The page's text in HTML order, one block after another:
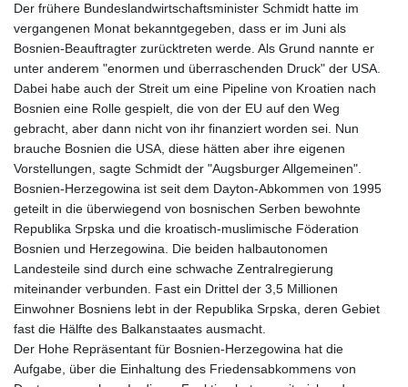
Der frühere Bundeslandwirtschaftsminister Schmidt hatte im
vergangenen Monat bekanntgegeben, dass er im Juni als
Bosnien-Beauftragter zurücktreten werde. Als Grund nannte er
unter anderem "enormen und überraschenden Druck" der USA.
Dabei habe auch der Streit um eine Pipeline von Kroatien nach
Bosnien eine Rolle gespielt, die von der EU auf den Weg
gebracht, aber dann nicht von ihr finanziert worden sei. Nun
brauche Bosnien die USA, diese hätten aber ihre eigenen
Vorstellungen, sagte Schmidt der "Augsburger Allgemeinen".
Bosnien-Herzegowina ist seit dem Dayton-Abkommen von 1995
geteilt in die überwiegend von bosnischen Serben bewohnte
Republika Srpska und die kroatisch-muslimische Föderation
Bosnien und Herzegowina. Die beiden halbautonomen
Landesteile sind durch eine schwache Zentralregierung
miteinander verbunden. Fast ein Drittel der 3,5 Millionen
Einwohner Bosniens lebt in der Republika Srpska, deren Gebiet
fast die Hälfte des Balkanstaates ausmacht.
Der Hohe Repräsentant für Bosnien-Herzegowina hat die
Aufgabe, über die Einhaltung des Friedensabkommens von